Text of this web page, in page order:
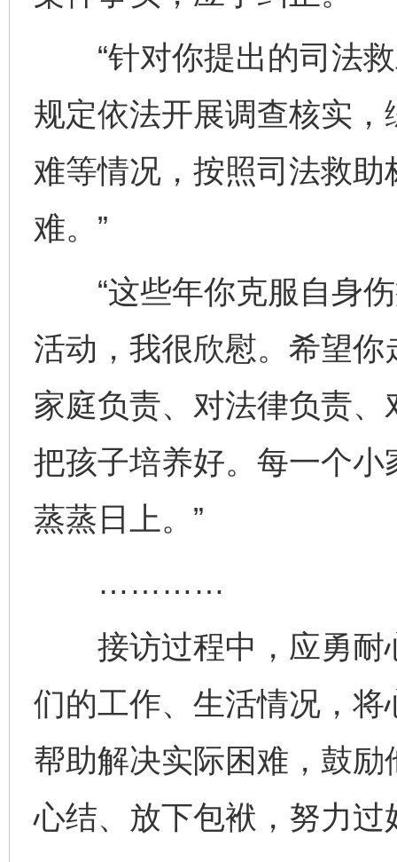
“针对你提出的司法救
规定依法开展调查核实
难等情况，按照司法救
难。”
“这些年你克服自身伤
活动，我很欣慰。希望
家庭负责、对法律负责
把孩子培养好。每一个
蒸蒸日上。”
…………
接访过程中，应勇耐
们的工作、生活情况，
帮助解决实际困难，鼓
心结、放下包袱，努力过